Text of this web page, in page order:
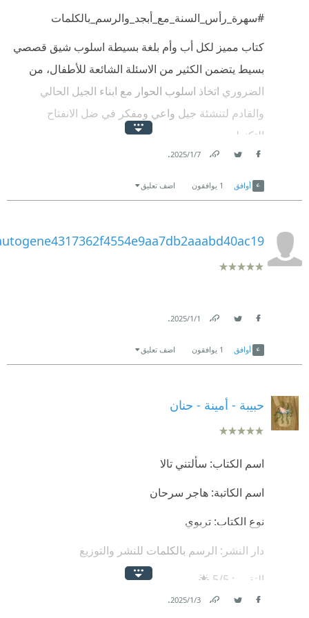
وعلمية
فنحن بحاجة لبناء الإنسان وعقله وتهيئته
وشكر خاص للكاتبة
ومشاركتها بخبراتها من واقع حياتها اليومية مع ابنتيها
#سهرة_رأس_السنة_مع_أبجد_والرسم_بالكلمات
كتاب مميز لكل أب وأم بلغة بسيطة اسلوب شيق قصصي
بسيط يتضمن الكثير من الاسئلة الشائعة للأطفال، من
الضروري اتخاذ اسلوب الحوار مع ابناء الجيل الحالي
والقادم لتنشئة جيل واعي ومفكر في ضل الانفتاح
التكنولوجي
7‏/1‏/2025
.
أوافق 1 يوافقون اضف تعليق
1‏/1‏/2025
.
أوافق 1 يوافقون اضف تعليق
حبيبة - أمينة - حنان
اسم الكتاب: سألتني تالا
اسم الكاتبة: هاجر سرحان
نوع الكتاب: تربوي
دار النشر: الرسم بالكلمات للنشر والتوزيع
التقييم: 5/5 🌟
3‏/1‏/2025
.